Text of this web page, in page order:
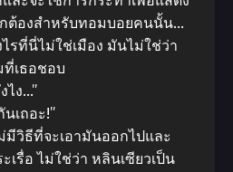
กต้องสําหรับทอมบอยคนนั้น…
รที่นี่ไม่ใช่เมือง มันไม่ใช่ว่า
ที่เธอชอบ
ไง…”
นเถอะ!”
มีวิธีที่จะเอามันออกไปและ
เรื่อ ไม่ใช่ว่า หลินเซียวเป็น